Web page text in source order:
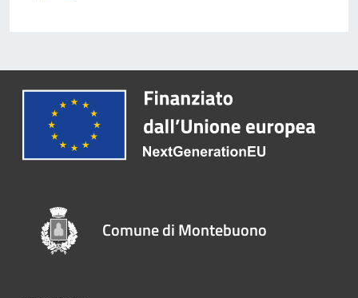
Comune di Montebuono